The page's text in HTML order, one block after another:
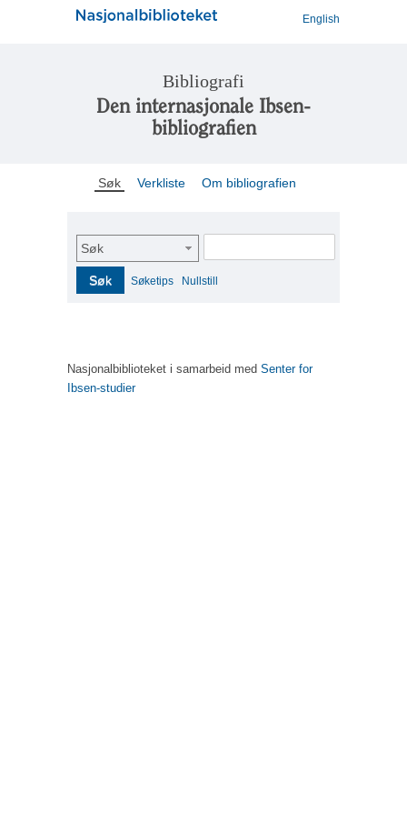
English
Bibliografi
Den internasjonale Ibsen-
bibliografien
Søk Verkliste Om bibliografien
Søk
Søk Søketips Nullstill
Nasjonalbiblioteket i samarbeid med Senter for
Ibsen-studier